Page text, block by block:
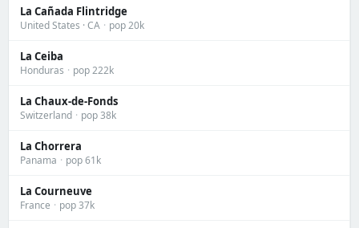
La Cañada Flintridge
United States · CA · pop 20k
La Ceiba
Honduras · pop 222k
La Chaux-de-Fonds
Switzerland · pop 38k
La Chorrera
Panama · pop 61k
La Courneuve
France · pop 37k